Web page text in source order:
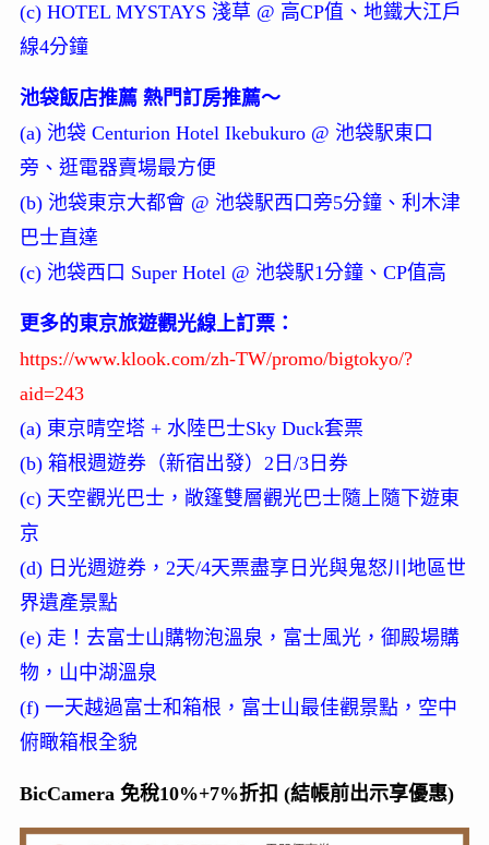
(c) HOTEL MYSTAYS 淺草 @ 高CP值、地鐵大江戶
線4分鐘
池袋飯店推薦 熱門訂房推薦～
(a) 池袋 Centurion Hotel Ikebukuro @ 池袋駅東口
旁、逛電器賣場最方便
(b) 池袋東京大都會 @ 池袋駅西口旁5分鐘、利木津
巴士直達
(c) 池袋西口 Super Hotel @ 池袋駅1分鐘、CP值高
更多的東京旅遊觀光線上訂票：
https://www.klook.com/zh-TW/promo/bigtokyo/?
aid=243
(a) 東京晴空塔 + 水陸巴士Sky Duck套票
(b) 箱根週遊券（新宿出發）2日/3日券
(c) 天空觀光巴士，敞篷雙層觀光巴士隨上隨下遊東
京
(d) 日光週遊券，2天/4天票盡享日光與鬼怒川地區世
界遺產景點
(e) 走！去富士山購物泡溫泉，富士風光，御殿場購
物，山中湖溫泉
(f) 一天越過富士和箱根，富士山最佳觀景點，空中
俯瞰箱根全貌
BicCamera 免稅10%+7%折扣 (結帳前出示享優惠)